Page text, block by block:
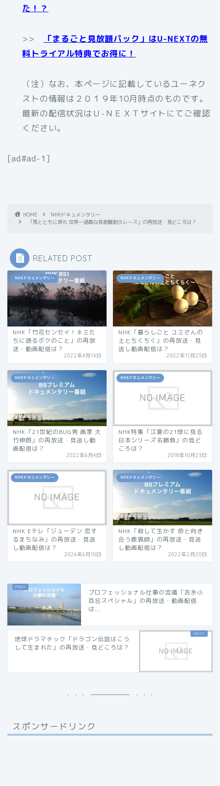
た！？
>>
「まるごと見放題パック」はU-NEXTの無
料トライアル特典でお得に！
（注）なお、本ページに記載しているユーネク
ストの情報は２０１９年10月時点のものです。
最新の配信状況はＵ-ＮＥＸＴサイトにてご確認
ください。
[ad#ad-1]
HOME
NHKドキュメンタリー
「馬とともに疾れ 世界一過酷な長距離耐久レース」の再放送・見どころは？
RELATED POST
NHKドキュメンタリー
NHK「竹花センセイ！キミた
ちに語るボクのこと」の再放
送・動画配信は？
2022年4月14日
NHKドキュメンタリー
NHK「暮らしごと ユミさんの
土とちくちく」の再放送・見
逃し動画配信は？
2022年11月25日
NHKドキュメンタリー
NHK「21世紀のBUG男 画家 大
竹伸朗」の再放送・見逃し動
画配信は？
2022年6月4日
NHKドキュメンタリー
NHK特集「江夏の21球に見る
日本シリーズ名勝負」の見ど
ころは？
2018年10月23日
NHKドキュメンタリー
NHK Eテレ「ジューデン 恋す
るまちなみ」の再放送・見逃
し動画配信は？
2026年6月10日
NHKドキュメンタリー
NHK「殺して生かす 命と向き
合う鹿猟師」の再放送・見逃
し動画配信は？
2022年2月20日
プロフェッショナル仕事の流儀「吉永小
百合スペシャル」の再放送・動画配信
は...
地球ドラマチック「ドラゴン伝説はこう
して生まれた」の再放送・見どころは？
スポンサードリンク